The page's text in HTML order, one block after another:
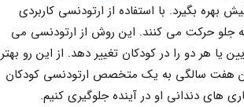
بهره بگیرد. با استفاده از ارتودنسی کاربردی
جلو حرکت می کنند. این روش از ارتودنسی می
یا هر دو را در کودکان تغییر دهد. از این رو بهتر
هفت سالگی به یک متخصص ارتودنسی کودکان
های دندانی او در آینده جلوگیری کنیم.